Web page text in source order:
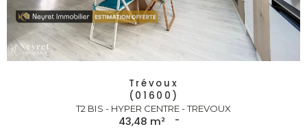
Trévoux
(01600)
T2 BIS - HYPER CENTRE - TREVOUX
43,48 m² -